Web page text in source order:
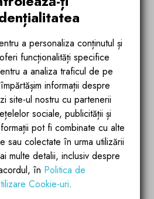
fiind echipat cu o
pentru umplerea cazii sau
baii, adaptandu-se perfect
zilnice.
de dus Optima de la Ego
cu impact vizual
negru mat adauga o nota de
bai, completand perfect stilurile
de neegalat:
calitate, atent selectate, asigura o
uzura si o functionare fara
a personaliza conținutul și
funcționalități specifice
a analiza traficul de pe
informații despre
site-ul nostru cu partenerii
sociale, publicității și
pot fi combinate cu alte
sau colectate în urma utilizării
multe detalii, inclusiv despre
în Politica de
Cookie-uri.